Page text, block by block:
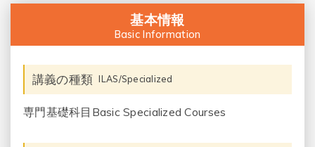
基本情報
Basic Information
講義の種類 ILAS/Specialized
専門基礎科目Basic Specialized Courses